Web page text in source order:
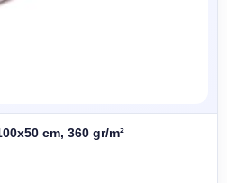
cm, 360 gr/m²